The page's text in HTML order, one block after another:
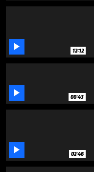
1
seconds
 12:12
 00:43
 02:46